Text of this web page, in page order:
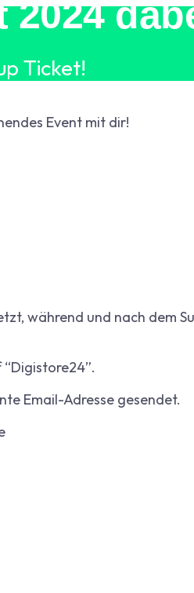
2024
Ticket!
Event mit dir!
während und nach dem
Email-Adresse gesendet.